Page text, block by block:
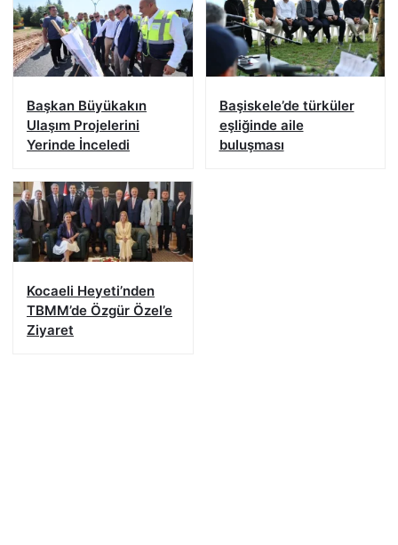
Başkan Büyükakın
Ulaşım Projelerini
Yerinde İnceledi
Başiskele’de türküler
eşliğinde aile
buluşması
Kocaeli Heyeti’nden
TBMM’de Özgür Özel’e
Ziyaret